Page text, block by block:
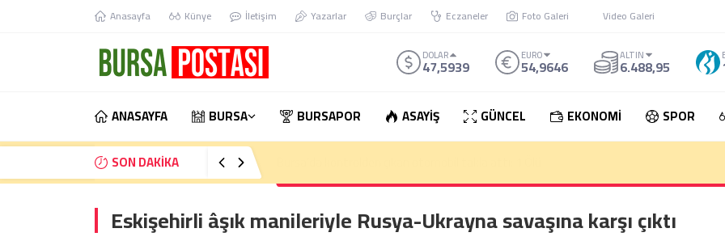
Anasayfa Künye İletişim Yazarlar Burçlar Eczaneler Foto Galeri Video Galeri
DOLAR
47,5939 EURO
54,9646 ALTIN
6.488,95
ANASAYFA BURSA BURSAPOR ASAYİŞ GÜNCEL EKONOMİ SPOR
SON DAKİKA
Eskişehirli âşık manileriyle Rusya-Ukrayna savaşına karşı çıktı